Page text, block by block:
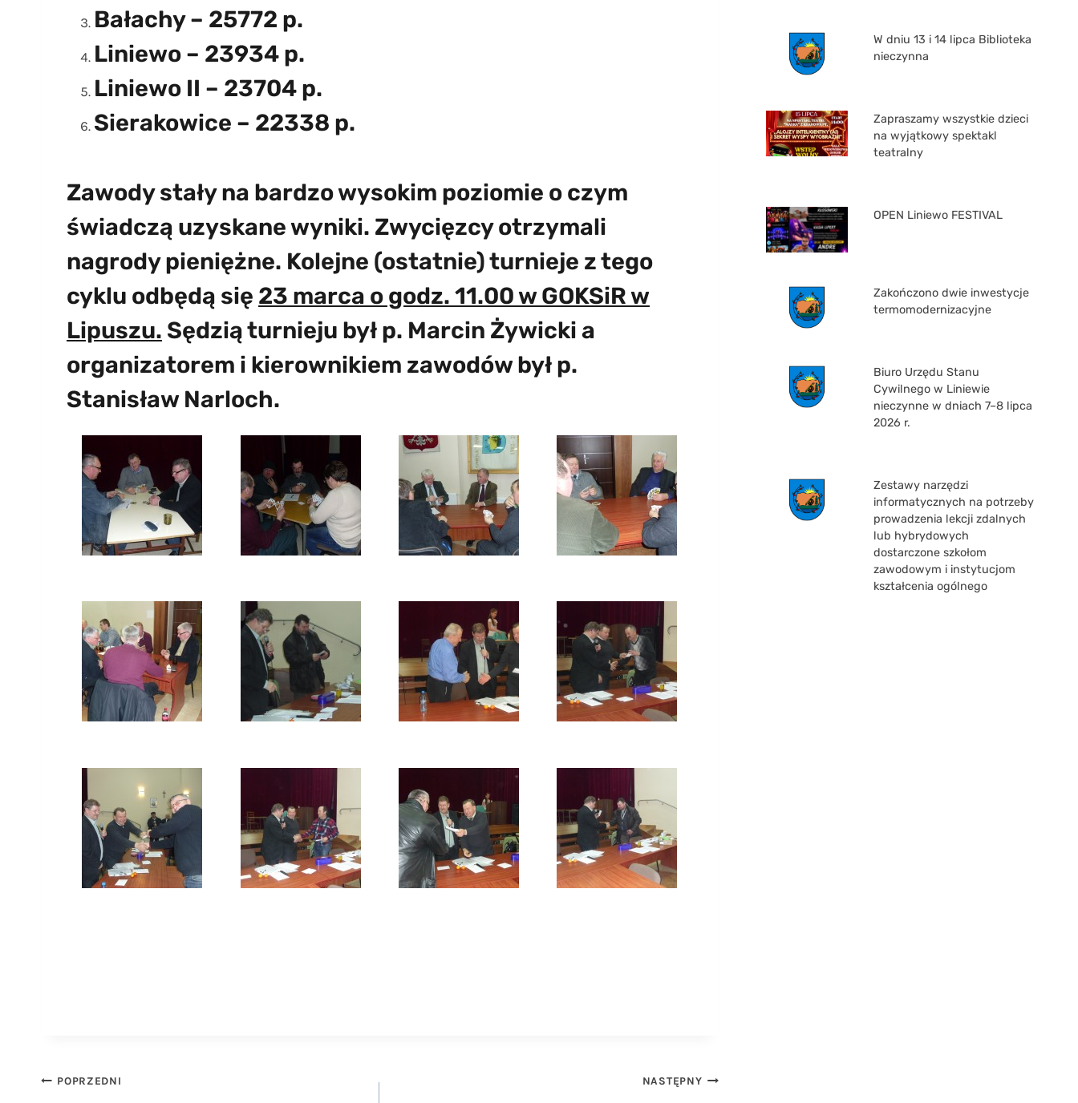
Bałachy – 25772 p.
Liniewo – 23934 p.
Liniewo II – 23704 p.
Sierakowice – 22338 p.
Zawody stały na bardzo wysokim poziomie o czym
świadczą uzyskane wyniki. Zwycięzcy otrzymali
nagrody pieniężne. Kolejne (ostatnie) turnieje z tego
cyklu odbędą się 23 marca o godz. 11.00 w GOKSiR w
Lipuszu. Sędzią turnieju był p. Marcin Żywicki a
organizatorem i kierownikiem zawodów był p.
Stanisław Narloch.
Nawigacja
POPRZEDNI NASTĘPNY
W dniu 13 i 14 lipca Biblioteka
nieczynna
Zapraszamy wszystkie dzieci
na wyjątkowy spektakl
teatralny
OPEN Liniewo FESTIVAL
Zakończono dwie inwestycje
termomodernizacyjne
Biuro Urzędu Stanu
Cywilnego w Liniewie
nieczynne w dniach 7–8 lipca
2026 r.
Zestawy narzędzi
informatycznych na potrzeby
prowadzenia lekcji zdalnych
lub hybrydowych
dostarczone szkołom
zawodowym i instytucjom
kształcenia ogólnego